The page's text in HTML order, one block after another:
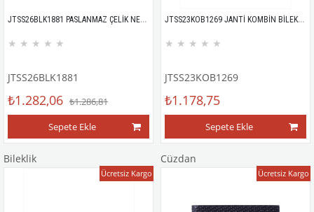
JTSS26BLK1881 PASLANMAZ ÇELİK NEGATİF İYONLU 21cm GÜMÜŞ GRİ GARANTİLİ KUTULU JANTİ BİLEKLİK
★ ★ ★ ★ ★
JTSS26BLK1881
₺1.282,06 ₺1.286,81
Sepete Ekle
JTSS23KOB1269 JANTİ KOMBİN BİLEKLİK ORİJİNAL AKİK ONYX HEMATİT CEYT DOĞALTAŞ HAKİKİ DERİ PASLANMAZ ÇELİK
★ ★ ★ ★ ★
JTSS23KOB1269
₺1.178,75
Sepete Ekle
Bileklik
Ücretsiz Kargo
Cüzdan
Ücretsiz Kargo